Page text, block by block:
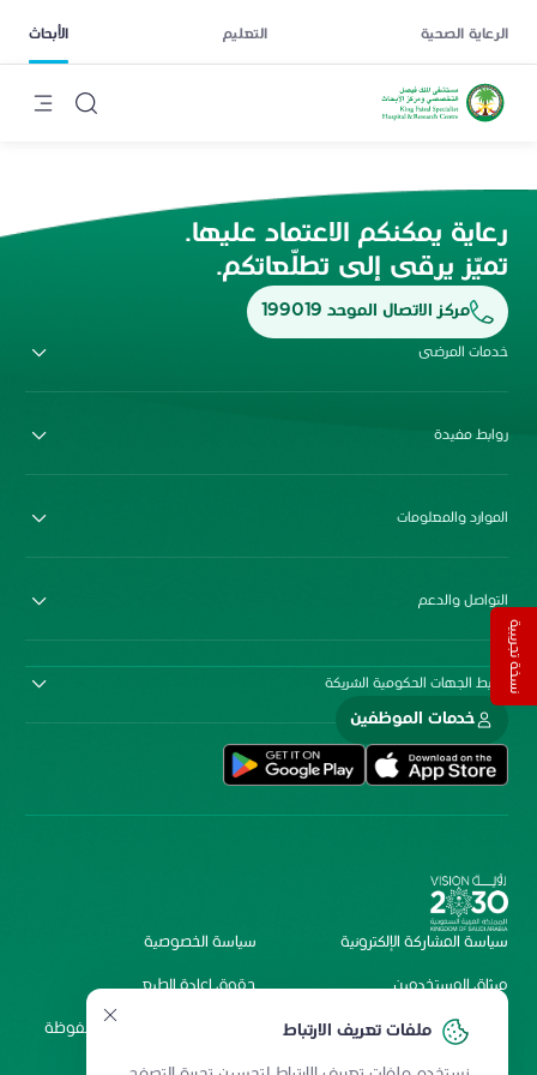
الرعاية الصحية التعليم الأبحاث
ملفات تعريف الارتباط
رعاية يمكنكم الاعتماد عليها.
تميّز يرقى إلى تطلّعاتكم.
مركز الاتصال الموحد 199019
خدمات المرضى
روابط مفيدة
الموارد والمعلومات
التواصل والدعم
روابط الجهات الحكومية الشريكة
خدمات الموظفين
سياسة المشاركة الإلكترونية
سياسة الخصوصية
ميثاق المستخدمين
حقوق إعادة الطبع
شروط الاستخدام
2026 جميع الحقوق محفوظة
نسخة تجريبية